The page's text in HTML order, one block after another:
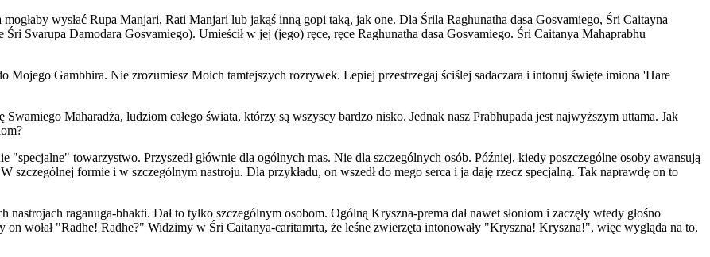
wysłać Rupa Manjari, Rati Manjari lub jakąś inną gopi taką, jak one. Dla Śrila Raghunatha dasa Gosvamiego, Śri Caitayna
Svarupa Damodara Gosvamiego). Umieścił w jej (jego) ręce, ręce Raghunatha dasa Gosvamiego. Śri Caitanya Mahaprabhu
Mojego Gambhira. Nie zrozumiesz Moich tamtejszych rozrywek. Lepiej przestrzegaj ściślej sadaczara i intonuj święte imiona 'Hare
Maharadża, ludziom całego świata, którzy są wszyscy bardzo nisko. Jednak nasz Prabhupada jest najwyższym uttama. Jak
"specjalne" towarzystwo. Przyszedł głównie dla ogólnych mas. Nie dla szczególnych osób. Później, kiedy poszczególne osoby awansują
formie i w szczególnym nastroju. Dla przykładu, on wszedł do mego serca i ja daję rzecz specjalną. Tak naprawdę on to
raganuga-bhakti. Dał to tylko szczególnym osobom. Ogólną Kryszna-prema dał nawet słoniom i zaczęły wtedy głośno
wołał "Radhe! Radhe?" Widzimy w Śri Caitanya-caritamrta, że leśne zwierzęta intonowały "Kryszna! Kryszna!", więc wygląda na to,